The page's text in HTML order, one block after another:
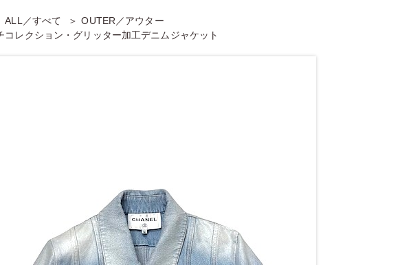
ALL／すべて
OUTER／アウター
コレクション・グリッター加工デニムジャケット